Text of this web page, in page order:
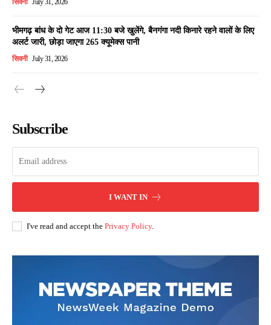
सिवनी July 31, 2026
भीमगढ़ बांध के दो गेट आज 11:30 बजे खुलेंगे, बैनगंगा नदी किनारे रहने वालों के लिए
अलर्ट जारी, छोड़ा जाएगा 265 क्यूमेक्स पानी
सिवनी July 31, 2026
Subscribe
I WANT IN
I've read and accept the Privacy Policy.